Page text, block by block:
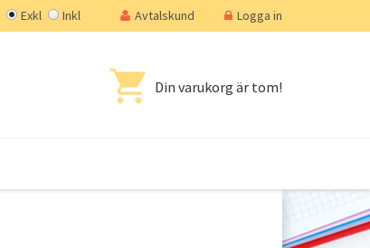
Avtalskund Logga in
Exkl Inkl
Din varukorg är tom!